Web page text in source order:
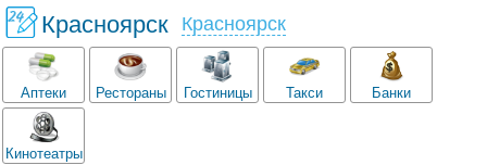
Красноярск Красноярск
Аптеки Рестораны Гостиницы Такси Банки
Кинотеатры